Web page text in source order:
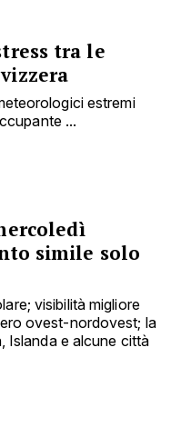
tra le
estremi
...
simile solo
visibilità migliore
ovest-nordovest; la
Islanda e alcune città